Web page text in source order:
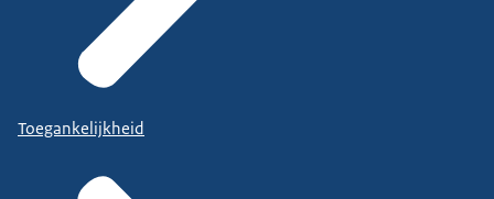
Toegankelijkheid